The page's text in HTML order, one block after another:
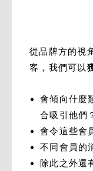
從品牌方的視
客，我們可以
會傾向什麼
合吸引他們
會令這些會
不同會員的
除此之外還